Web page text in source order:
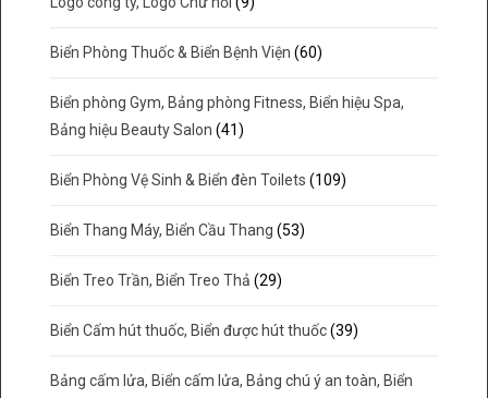
Biển Phòng Thuốc & Biển Bệnh Viện (60)
Biển phòng Gym, Bảng phòng Fitness, Biển hiệu Spa,
Bảng hiệu Beauty Salon (41)
Biển Phòng Vệ Sinh & Biển đèn Toilets (109)
Biển Thang Máy, Biển Cầu Thang (53)
Biển Treo Trần, Biển Treo Thả (29)
Biển Cấm hút thuốc, Biển được hút thuốc (39)
Bảng cấm lửa, Biển cấm lửa, Bảng chú ý an toàn, Biển